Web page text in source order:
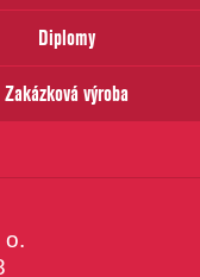
Diplomy
Zakázková výroba
o.